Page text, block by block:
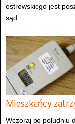
ostrowskiego jest
sąd...
Mieszkańcy
Wczoraj po południu